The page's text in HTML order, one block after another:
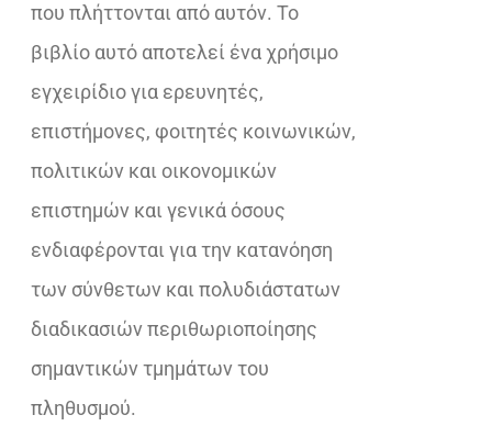
που πλήττονται από αυτόν. Το
βιβλίο αυτό αποτελεί ένα χρήσιμο
εγχειρίδιο για ερευνητές,
επιστήμονες, φοιτητές κοινωνικών,
πολιτικών και οικονομικών
επιστημών και γενικά όσους
ενδιαφέρονται για την κατανόηση
των σύνθετων και πολυδιάστατων
διαδικασιών περιθωριοποίησης
σημαντικών τμημάτων του
πληθυσμού.